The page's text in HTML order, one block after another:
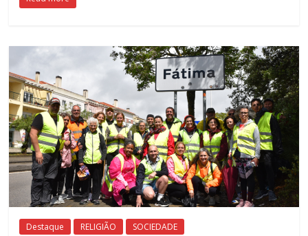
Destaque RELIGIÃO SOCIEDADE